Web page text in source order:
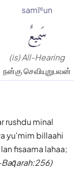
samīʿun
سَمِيعٌ
(is) All-Hearing
நன்கு செவியுறுபவன்
rushdu minal
yu'mim billaahi
fisaama lahaa;